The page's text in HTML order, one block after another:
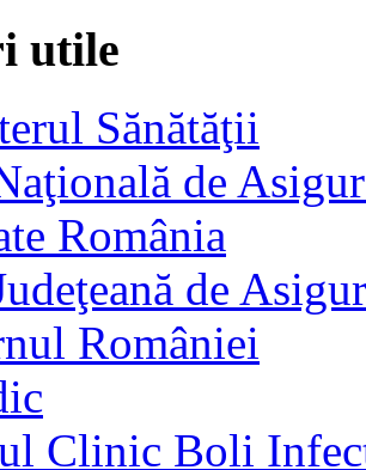
utile
Sănătăţii
de
România
de
României
Clinic Boli